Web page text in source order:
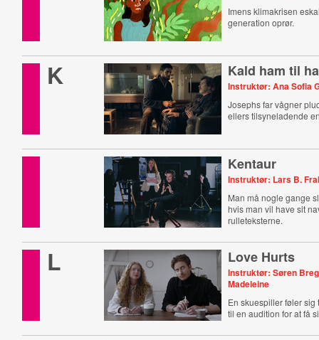
Imens klimakrisen
generation oprør.
K Kald ham til
Instruktør: Ana Sofia
Josephs far vågner
ellers tilsyneladende
Kentaur
Instruktør: Lars B.
Man må nogle gange
hvis man vil have sit
rulleteksterne.
L Love Hurts
Instruktør: Søren
Madeleine
En skuespiller føler sig
til en audition for at få